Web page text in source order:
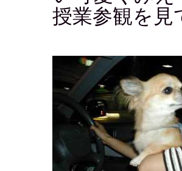
授業参観を見